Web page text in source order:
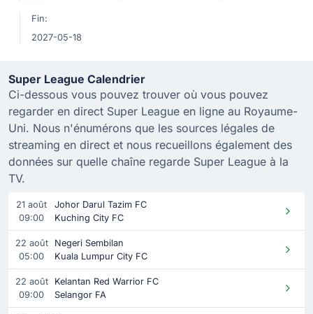
Fin:
2027-05-18
Super League Calendrier
Ci-dessous vous pouvez trouver où vous pouvez
regarder en direct Super League en ligne au Royaume-
Uni. Nous n'énumérons que les sources légales de
streaming en direct et nous recueillons également des
données sur quelle chaîne regarde Super League à la
TV.
21 août
09:00
Johor Darul Tazim FC
Kuching City FC
22 août
05:00
Negeri Sembilan
Kuala Lumpur City FC
22 août
09:00
Kelantan Red Warrior FC
Selangor FA